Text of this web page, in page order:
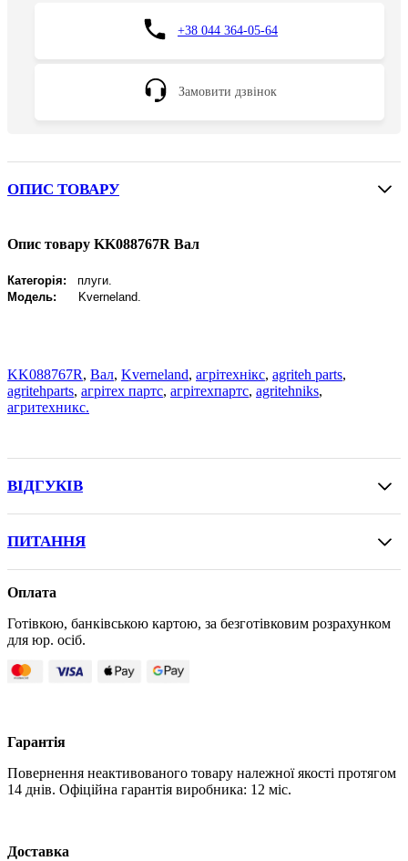
+38 044 364-05-64
Замовити дзвінок
ОПИС ТОВАРУ
Опис товару KK088767R Вал
Категорія: плуги.
Модель:
Kverneland.
KK088767R, Вал, Kverneland, агрітехнікс, agriteh parts,
agritehparts, агрітех партс, агрітехпартс, agritehniks,
агритехникс.
ВІДГУКІВ
ПИТАННЯ
Оплата
Готівкою, банківською картою, за безготівковим розрахунком
для юр. осіб.
Гарантія
Повернення неактивованого товару належної якості протягом
14 днів. Офіційна гарантія виробника: 12 міс.
Доставка